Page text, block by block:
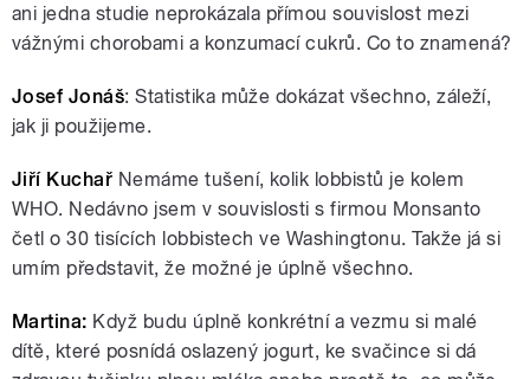
ani jedna studie neprokázala přímou souvislost mezi
vážnými chorobami a konzumací cukrů. Co to znamená?
Josef Jonáš: Statistika může dokázat všechno, záleží,
jak ji použijeme.
Jiří Kuchař Nemáme tušení, kolik lobbistů je kolem
WHO. Nedávno jsem v souvislosti s firmou Monsanto
četl o 30 tisících lobbistech ve Washingtonu. Takže já si
umím představit, že možné je úplně všechno.
Martina: Když budu úplně konkrétní a vezmu si malé
dítě, které posnídá oslazený jogurt, ke svačince si dá